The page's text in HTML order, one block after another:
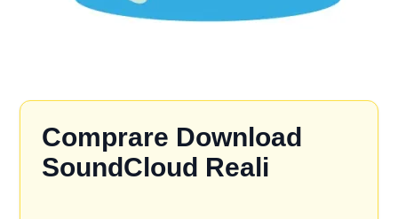
Comprare Download
SoundCloud Reali